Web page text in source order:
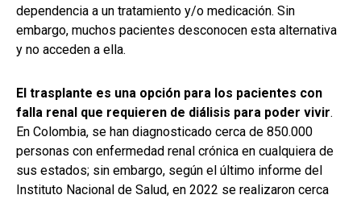
dependencia a un tratamiento y/o medicación. Sin
embargo, muchos pacientes desconocen esta alternativa
y no acceden a ella.
El trasplante es una opción para los pacientes con
falla renal que requieren de diálisis para poder vivir.
En Colombia, se han diagnosticado cerca de 850.000
personas con enfermedad renal crónica en cualquiera de
sus estados; sin embargo, según el último informe del
Instituto Nacional de Salud, en 2022 se realizaron cerca